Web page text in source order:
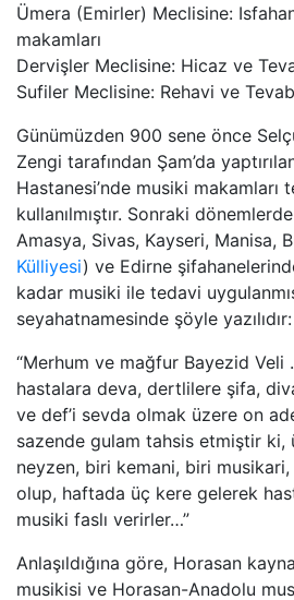
Ümera (Emirler) Meclisine:
makamları
Dervişler Meclisine: Hicaz ve
Sufiler Meclisine: Rehavi ve
Günümüzden 900 sene önce
Zengi tarafından Şam’da
Hastanesi’nde musiki makamları
kullanılmıştır. Sonraki
Amasya, Sivas, Kayseri, Manisa,
Külliyesi) ve Edirne
kadar musiki ile tedavi
seyahatnamesinde şöyle yazılıdır:
“Merhum ve mağfur Bayezid Veli
hastalara deva, dertlilere şifa,
ve def’i sevda olmak üzere on
sazende gulam tahsis etmiştir ki,
neyzen, biri kemani, biri
olup, haftada üç kere gelerek
musiki faslı verirler…”
Anlaşıldığına göre, Horasan
musikisi ve Horasan-Anadolu